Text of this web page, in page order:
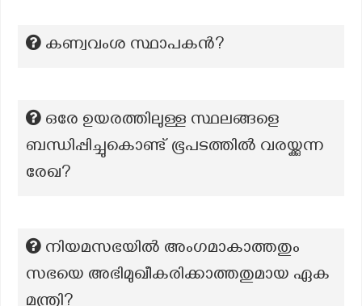
കണ്വവംശ സ്ഥാപകന്‍?
ഒരേ ഉയരത്തിലുള്ള സ്ഥലങ്ങളെ
ബന്ധിപ്പിച്ചുകൊണ്ട് ഭൂപടത്തിൽ വരയ്ക്കുന്ന
രേഖ?
നിയമസഭയില്‍ അംഗമാകാത്തതും
സഭയെ അഭിമുഖീകരിക്കാത്തതുമായ ഏക